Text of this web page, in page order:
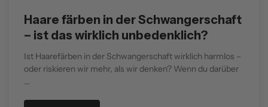
Haare färben in der Schwangerschaft
– ist das wirklich unbedenklich?
Ist Haarefärben in der Schwangerschaft wirklich harmlos –
oder riskieren wir mehr, als wir denken? Wenn du darüber
...